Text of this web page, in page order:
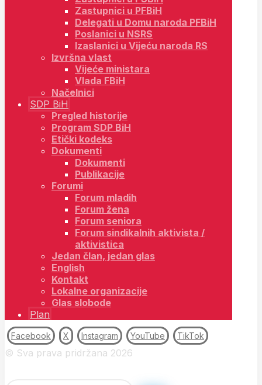
Zastupnici u PFBiH
Delegati u Domu naroda PFBiH
Poslanici u NSRS
Izaslanici u Vijeću naroda RS
Izvršna vlast
Vijeće ministara
Vlada FBiH
Načelnici
SDP BiH
Pregled historije
Program SDP BiH
Etički kodeks
Dokumenti
Dokumenti
Publikacije
Forumi
Forum mladih
Forum žena
Forum seniora
Forum sindikalnih aktivista /
aktivistica
Jedan član, jedan glas
English
Kontakt
Lokalne organizacije
Glas slobode
Plan
Facebook X Instagram YouTube TikTok
© Sva prava pridržana 2026